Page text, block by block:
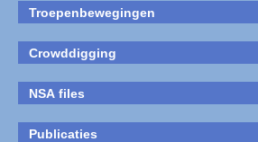
Troepenbewegingen
Crowddigging
NSA files
Publicaties